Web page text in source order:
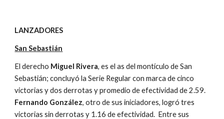
LANZADORES
San Sebastián
El derecho Miguel Rivera, es el as del montículo de San
Sebastián; concluyó la Serie Regular con marca de cinco
Fernando González, otro de sus iniciadores, logró tres
victorias sin derrotas y 1.16 de efectividad.  Entre sus